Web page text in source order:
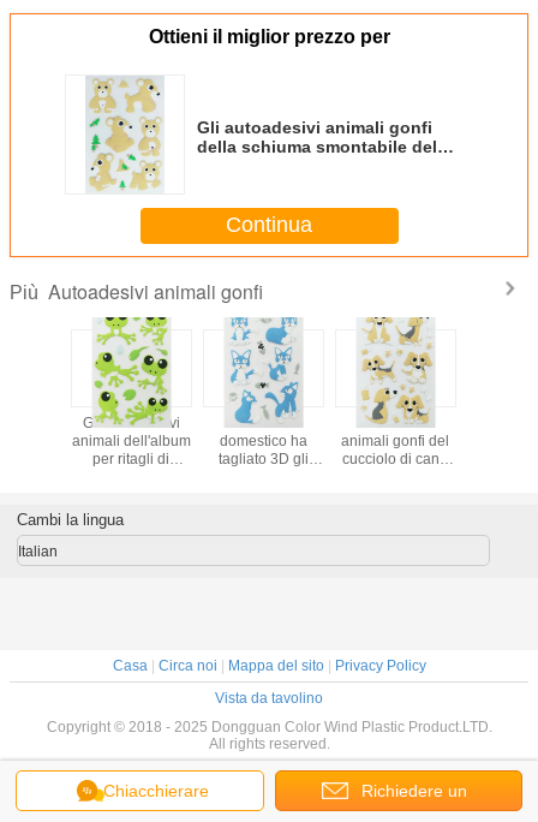
Ottieni il miglior prezzo per
Gli autoadesivi animali gonfi
della schiuma smontabile del
tagliente elaborata
Continua
Più Autoadesivi animali gonfi
Gli autoadesivi
animali dell'album
per ritagli di
l'autoadesivo dei
bambini riveste 80
L'animale
domestico ha
tagliato 3D gli
piccola Cat Puffy
Printing
Autoadesivi
animali gonfi del
cucciolo di cane
domestica della
parete
schiuma
Chiacchierare Richiedere un
Cambi la lingua
Italian
Casa| Circa noi | Mappa del sito| Privacy Policy
Vista da tavolino
Copyright © 2018 - 2025 Dongguan Color Wind Plastic Product.LTD.
All rights reserved.